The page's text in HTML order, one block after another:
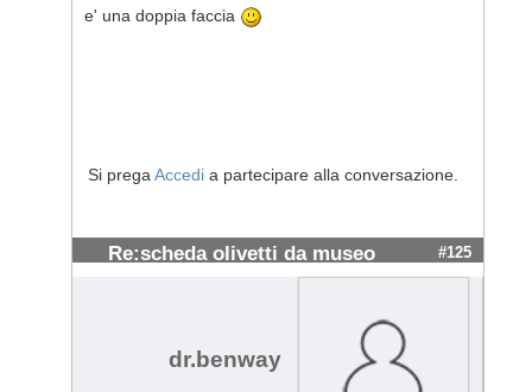
e' una doppia faccia
Si prega Accedi a partecipare alla conversazione.
Re:scheda olivetti da museo #125
dr.benway